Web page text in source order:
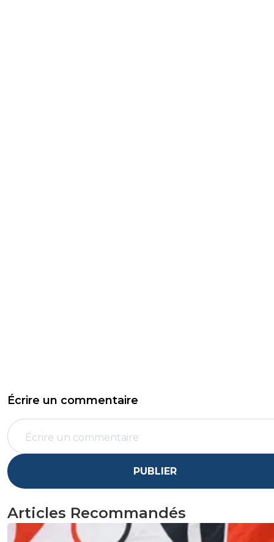
Écrire un commentaire
PUBLIER
Articles Recommandés